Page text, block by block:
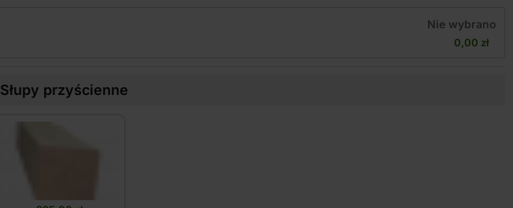
Nie wybrano
0,00 zł
Słupy przyścienne